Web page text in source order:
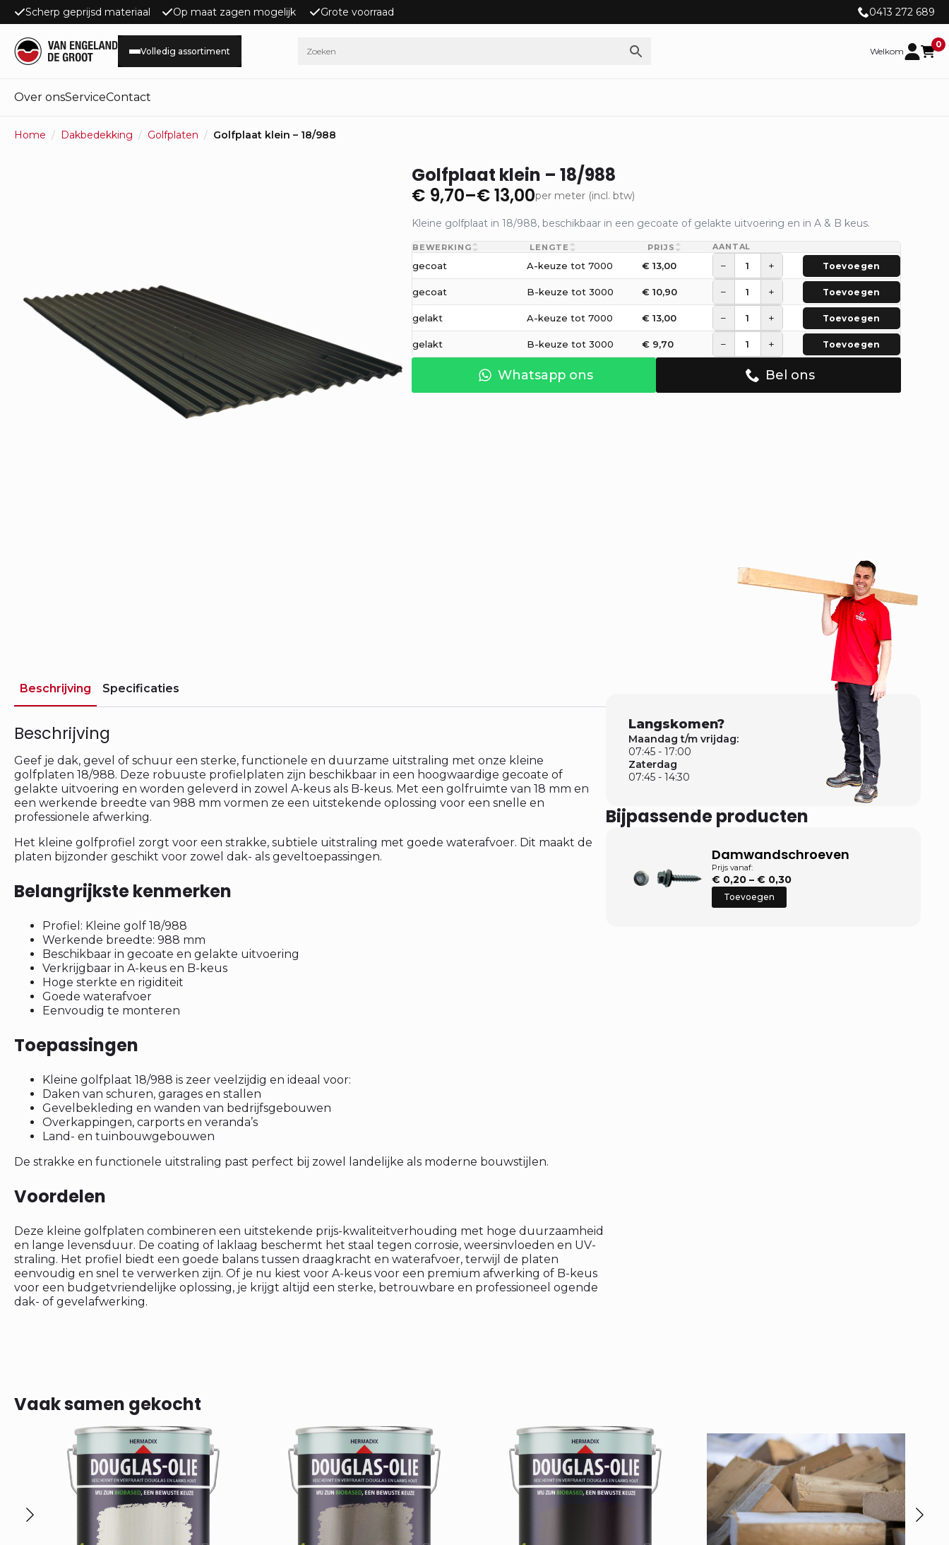
Scherp geprijsd materiaal Op maat zagen mogelijk Grote voorraad 0413 272 689
Volledig assortiment Welkom
0
Over onsServiceContact
Home Dakbedekking Golfplaten Golfplaat klein – 18/988
Golfplaat klein – 18/988
€9,70–€13,00
Prijsklasse:
€ 9,70
tot
€ 13,00
per meter (incl. btw)
Kleine golfplaat in 18/988, beschikbaar in een gecoate of gelakte uitvoering en in A & B keus.
BEWERKING LENGTE PRIJS AANTAL
gecoat A-keuze tot 7000 €13,00 − + Toevoegen
gecoat B-keuze tot 3000 €10,90 − + Toevoegen
gelakt A-keuze tot 7000 €13,00 − + Toevoegen
gelakt B-keuze tot 3000 €9,70 − + Toevoegen
Whatsapp ons Bel ons
Beschrijving Specificaties
Beschrijving
Geef je dak, gevel of schuur een sterke, functionele en duurzame uitstraling met onze kleine
golfplaten 18/988. Deze robuuste profielplaten zijn beschikbaar in een hoogwaardige gecoate of
gelakte uitvoering en worden geleverd in zowel A-keus als B-keus. Met een golfruimte van 18 mm en
een werkende breedte van 988 mm vormen ze een uitstekende oplossing voor een snelle en
professionele afwerking.
Het kleine golfprofiel zorgt voor een strakke, subtiele uitstraling met goede waterafvoer. Dit maakt de
platen bijzonder geschikt voor zowel dak- als geveltoepassingen.
Belangrijkste kenmerken
Profiel: Kleine golf 18/988
Werkende breedte: 988 mm
Beschikbaar in gecoate en gelakte uitvoering
Verkrijgbaar in A-keus en B-keus
Hoge sterkte en rigiditeit
Goede waterafvoer
Eenvoudig te monteren
Toepassingen
Kleine golfplaat 18/988 is zeer veelzijdig en ideaal voor:
Daken van schuren, garages en stallen
Gevelbekleding en wanden van bedrijfsgebouwen
Overkappingen, carports en veranda’s
Land- en tuinbouwgebouwen
De strakke en functionele uitstraling past perfect bij zowel landelijke als moderne bouwstijlen.
Voordelen
Deze kleine golfplaten combineren een uitstekende prijs-kwaliteitverhouding met hoge duurzaamheid
en lange levensduur. De coating of laklaag beschermt het staal tegen corrosie, weersinvloeden en UV-
straling. Het profiel biedt een goede balans tussen draagkracht en waterafvoer, terwijl de platen
eenvoudig en snel te verwerken zijn. Of je nu kiest voor A-keus voor een premium afwerking of B-keus
voor een budgetvriendelijke oplossing, je krijgt altijd een sterke, betrouwbare en professioneel ogende
dak- of gevelafwerking.
Langskomen?
Maandag t/m vrijdag:
07:45 - 17:00
Zaterdag
07:45 - 14:30
Bijpassende producten
Damwandschroeven
Prijs vanaf:
€ 0,20 – € 0,30Prijsklasse:
Toevoegen
Vaak samen gekocht